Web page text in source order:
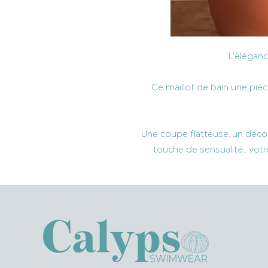
Ce maillot de bain une
Une coupe flatteuse, un
touche de sensualité...